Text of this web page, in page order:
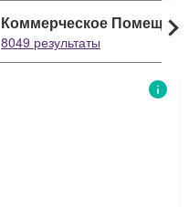
Коммерческое Помещение
8049 результаты